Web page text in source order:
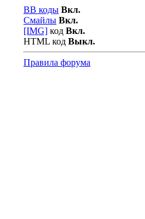
BB коды Вкл.
Смайлы Вкл.
[IMG] код Вкл.
HTML код Выкл.
Правила форума